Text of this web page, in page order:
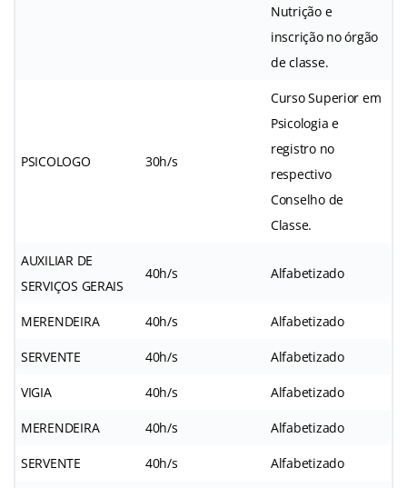
Nutrição e
inscrição no órgão
de classe.
PSICOLOGO 30h/s
Curso Superior em
Psicologia e
registro no
respectivo
Conselho de
Classe.
AUXILIAR DE
SERVIÇOS GERAIS
40h/s Alfabetizado
MERENDEIRA 40h/s Alfabetizado
SERVENTE 40h/s Alfabetizado
VIGIA 40h/s Alfabetizado
MERENDEIRA 40h/s Alfabetizado
SERVENTE 40h/s Alfabetizado